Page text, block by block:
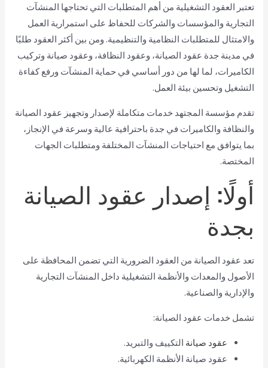
تعتبر العقود التشغيلية من أهم المتطلبات التي تحتاجها المنشآت
التجارية والمؤسسات والشركات للحفاظ على استمرارية العمل
والامتثال للمتطلبات النظامية والتنظيمية. ومن بين أكثر العقود طلبًا
في مدينة جدة عقود الصيانة، وعقود النظافة، وعقود صيانة وتركيب
الكاميرات، لما لها من دور أساسي في حماية المنشآت ورفع كفاءة
التشغيل وتحسين بيئة العمل.
تقدم مؤسسة المجتهد خدمات متكاملة لإصدار وتجهيز عقود الصيانة
والنظافة والكاميرات في جدة باحترافية عالية وسرعة في الإنجاز،
بما يتوافق مع احتياجات المنشآت المختلفة ومتطلبات الجهات
المختصة.
أولًا: إصدار عقود الصيانة
بجدة
تعد عقود الصيانة من العقود الضرورية التي تضمن المحافظة على
الأصول والمعدات والأنظمة التشغيلية داخل المنشآت التجارية
والإدارية والصناعية.
تشمل خدمات عقود الصيانة:
عقود صيانة التكييف والتبريد.
عقود صيانة الأنظمة الكهربائية.